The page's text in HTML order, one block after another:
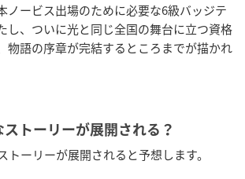
ノービス出場のために必要な6級バッジテ
し、ついに光と同じ全国の舞台に立つ資格
物語の序章が完結するところまでが描かれ
トーリーが展開される？
トーリーが展開されると予想します。